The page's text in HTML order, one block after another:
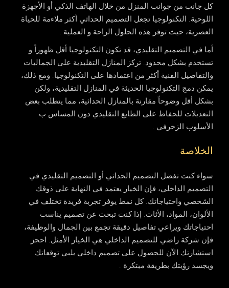
كل جانب من جوانب المنزل من خلال الهاتف الذكي أو الأجهزة
اللوحية. التكنولوجيا تجعل التصميم الحداثي أكثر ملاءمة للحياة
العصرية، حيث توفر هذه الحلول الراحة و العملية .
أما في التصميم التقليدي، قد تكون التكنولوجيا أقل ظهوراً و
تستخدم بشكل محدود. تركز المنازل التقليدية على الجماليات
والتفاصيل الفنية أكثر من اعتمادها على التكنولوجيا. ومع ذلك،
يمكن دمج التكنولوجيا الحديثة في المنازل التقليدية، ولكن
بشكل أقل وضوحاً مقارنة بالمنازل الحداثية، مما يتطلب بعض
التعديلات للحفاظ على الطابع التقليدي دون المساس ب
الأسلوب الزخرفي .
الخلاصة
سواء كنت تفضل التصميم الحداثي أو التصميم التقليدي في
التصميم الداخلي، فإن الخيار يعتمد في النهاية على ذوقك
الشخصي واحتياجاتك. كل نمط يوفر تجربة فريدة تختلف في
الألوان، المواد، الأثاث. إذا كنت تبحث عن تصميم يناسب
احتياجاتك ويراعي تفاصيل دقيقة تجمع بين الجمال والوظيفة،
فإن شركة راضي للتصميم الداخلي هي الخيار الأمثل. احجز
استشارتك الآن للحصول على تصميم داخلي يلبي توقعاتك
ويجسد رؤيتك بطريقة مبتكرة .